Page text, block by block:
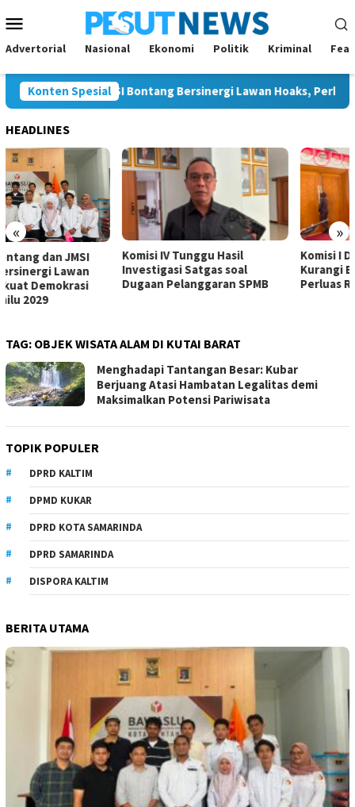
ke
kontenMobile
Advertorial Nasional Ekonomi Politik Kriminal
Konten Spesial
dan JMSI Bontang Bersinergi Lawan Hoaks, Perkuat
HEADLINES
« »
Komisi IV Tunggu Hasil
Investigasi Satgas soal
Dugaan Pelanggaran SPMB
Komisi I Dorong Pemkot
Kurangi Belanja ASN demi
Perluas Ruang Pembangunan
TAG: OBJEK WISATA ALAM DI KUTAI BARAT
Menghadapi Tantangan Besar: Kubar
Berjuang Atasi Hambatan Legalitas demi
Maksimalkan Potensi Pariwisata
TOPIK POPULER
DPRD KALTIM
DPMD KUKAR
DPRD KOTA SAMARINDA
DPRD SAMARINDA
DISPORA KALTIM
BERITA UTAMA